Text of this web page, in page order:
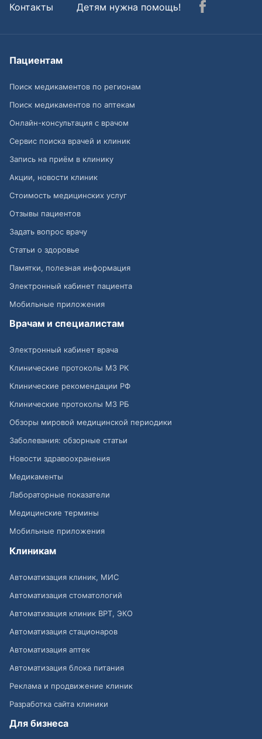
Контакты
Детям нужна помощь!
Пациентам
Поиск медикаментов по регионам
Поиск медикаментов по аптекам
Онлайн-консультация с врачом
Сервис поиска врачей и клиник
Запись на приём в клинику
Акции, новости клиник
Стоимость медицинских услуг
Отзывы пациентов
Задать вопрос врачу
Статьи о здоровье
Памятки, полезная информация
Электронный кабинет пациента
Мобильные приложения
Врачам и специалистам
Электронный кабинет врача
Клинические протоколы МЗ РК
Клинические рекомендации РФ
Клинические протоколы МЗ РБ
Обзоры мировой медицинской периодики
Заболевания: обзорные статьи
Новости здравоохранения
Медикаменты
Лабораторные показатели
Медицинские термины
Мобильные приложения
Клиникам
Автоматизация клиник, МИС
Автоматизация стоматологий
Автоматизация клиник ВРТ, ЭКО
Автоматизация стационаров
Автоматизация аптек
Автоматизация блока питания
Реклама и продвижение клиник
Разработка сайта клиники
Для бизнеса